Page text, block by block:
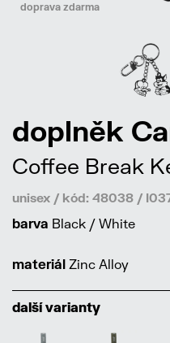
doprava zdarma
doplněk
Coffee Break
unisex / kód: 48038 /
barva Black / White
materiál Zinc Alloy
další varianty